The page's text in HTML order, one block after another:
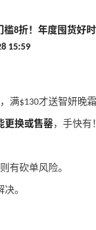
8折！年度囤货好时
15:59
，满$130才送智妍晚
更换或售罄，手快有！
有砍单风险。
。